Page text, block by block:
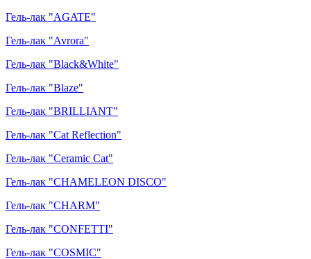
Гель-лак "AGATE"
Гель-лак "Avrora"
Гель-лак "Black&White"
Гель-лак "Blaze"
Гель-лак "BRILLIANT"
Гель-лак "Cat Reflection"
Гель-лак "Ceramic Cat"
Гель-лак "CHAMELEON DISCO"
Гель-лак "CHARM"
Гель-лак "CONFETTI"
Гель-лак "COSMIC"